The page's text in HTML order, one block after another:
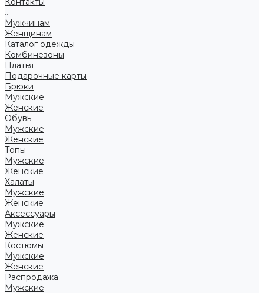
...
Мужчинам
Женщинам
Каталог одежды
Комбинезоны
Платья
Подарочные карты
Брюки
Мужские
Женские
Обувь
Мужские
Женские
Топы
Мужские
Женские
Халаты
Мужские
Женские
Аксессуары
Мужские
Женские
Костюмы
Мужские
Женские
Распродажа
Мужские